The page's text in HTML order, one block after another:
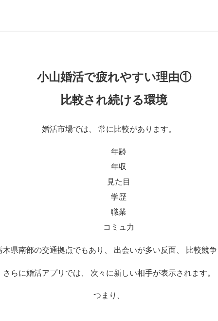
小山婚活で疲れやすい理由①
比較され続ける環境
婚活市場では、 常に比較があります。
年齢
年収
見た目
学歴
職業
コミュ力
県南部の交通拠点でもあり、 出会いが多い反面、 比較競争
さらに婚活アプリでは、 次々に新しい相手が表示されます。
つまり、